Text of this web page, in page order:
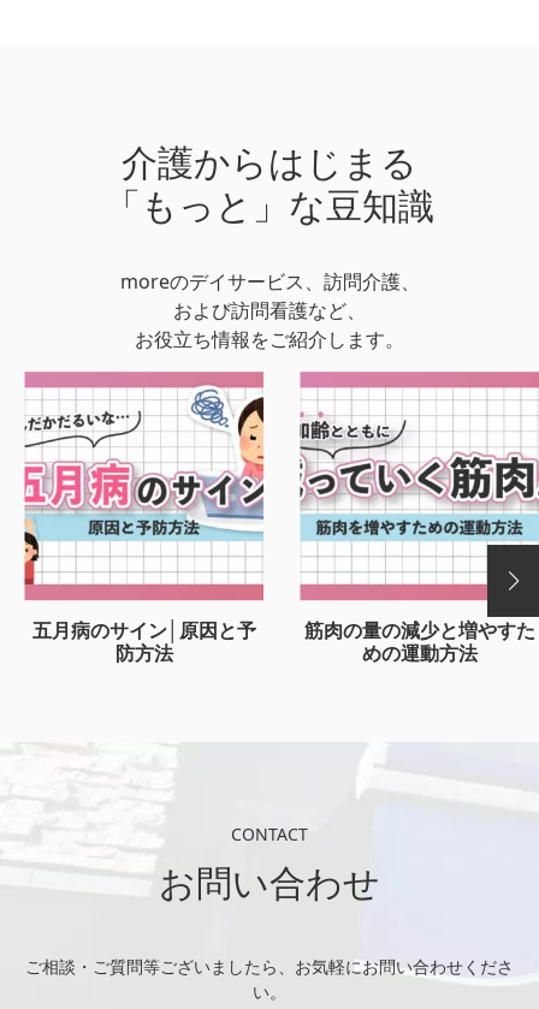
介護からはじまる
「もっと」な豆知識
moreのデイサービス、訪問介護、
および訪問看護など、
お役立ち情報をご紹介します。
五月病のサイン│原因と予
防方法
筋肉の量の減少と増やすた
めの運動方法
CONTACT
お問い合わせ
ご相談・ご質問等ございましたら、お気軽にお問い合わせくださ
い。